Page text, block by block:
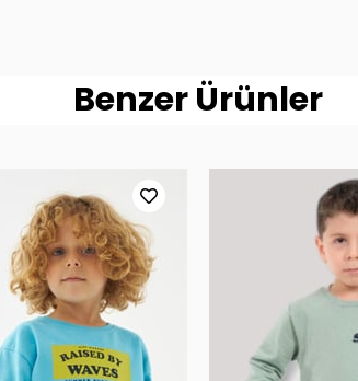
Benzer Ürünler